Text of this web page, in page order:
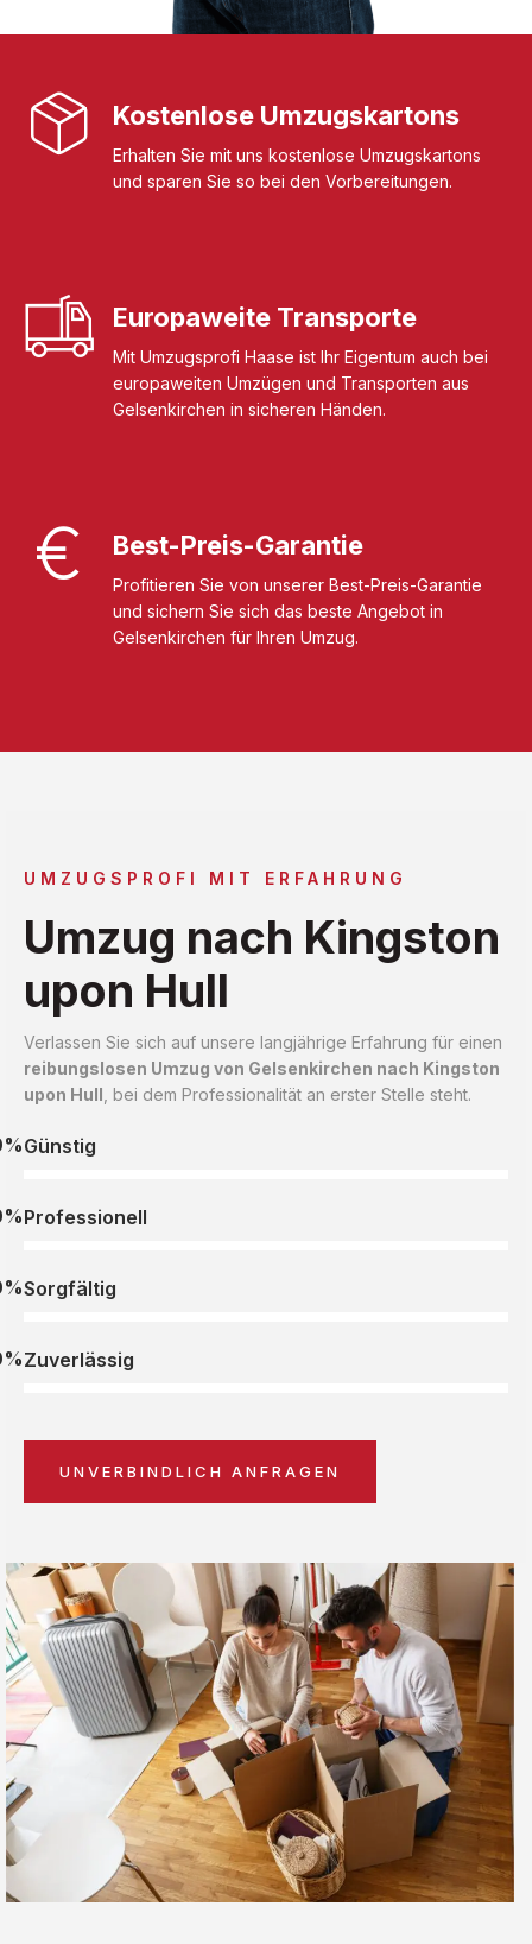
Kostenlose Umzugskartons
Erhalten Sie mit uns kostenlose Umzugskartons
und sparen Sie so bei den Vorbereitungen.
Europaweite Transporte
Mit Umzugsprofi Haase ist Ihr Eigentum auch bei
europaweiten Umzügen und Transporten aus
Gelsenkirchen in sicheren Händen.
Best-Preis-Garantie
Profitieren Sie von unserer Best-Preis-Garantie
und sichern Sie sich das beste Angebot in
Gelsenkirchen für Ihren Umzug.
UMZUGSPROFI MIT ERFAHRUNG
Umzug nach Kingston
upon Hull
Verlassen Sie sich auf unsere langjährige Erfahrung für einen
reibungslosen Umzug von Gelsenkirchen nach Kingston
upon Hull , bei dem Professionalität an erster Stelle steht.
Günstig
Professionell
Sorgfältig
Zuverlässig
UNVERBINDLICH ANFRAGEN